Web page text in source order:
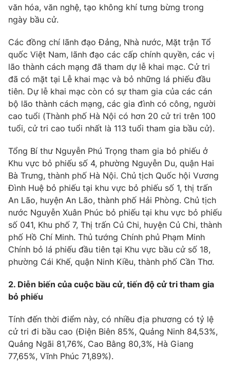
Emagazine
Photo Infographic
Video Shorts video
VTV Money VTV Thể thao
VTV Sức khoẻ
Thị trường 24h Tấm lòng Việt
VTV4 Vươn mình bằng AI
VTV9 VTV8
Liên hệ tòa soạn English
Theo dõi báo trên
văn hóa, văn nghệ, tạo không khí tưng bừng trong
ngày bầu cử.
Các đồng chí lãnh đạo Đảng, Nhà nước, Mặt trận Tổ
quốc Việt Nam, lãnh đạo các cấp chính quyền, các vị
lão thành cách mạng đã tham dự lễ khai mạc. Cử tri
đã có mặt tại Lễ khai mạc và bỏ những lá phiếu đầu
tiên. Dự lễ khai mạc còn có sự tham gia của các cán
bộ lão thành cách mạng, các gia đình có công, người
cao tuổi (Thành phố Hà Nội có hơn 20 cử tri trên 100
tuổi, cử tri cao tuổi nhất là 113 tuổi tham gia bầu cử).
Tổng Bí thư Nguyễn Phú Trọng tham gia bỏ phiếu ở
Khu vực bỏ phiếu số 4, phường Nguyễn Du, quận Hai
Bà Trưng, thành phố Hà Nội. Chủ tịch Quốc hội Vương
Đình Huệ bỏ phiếu tại khu vực bỏ phiếu số 1, thị trấn
An Lão, huyện An Lão, thành phố Hải Phòng. Chủ tịch
nước Nguyễn Xuân Phúc bỏ phiếu tại khu vực bỏ phiếu
số 041, Khu phố 7, Thị trấn Củ Chi, huyện Củ Chi, thành
phố Hồ Chí Minh. Thủ tướng Chính phủ Phạm Minh
Chính bỏ lá phiếu đầu tiên tại Khu vực bầu cử số 18,
phường Cái Khế, quận Ninh Kiều, thành phố Cần Thơ.
2. Diễn biến của cuộc bầu cử, tiến độ cử tri tham gia
bỏ phiếu
Tính đến thời điểm này, có nhiều địa phương có tỷ lệ
cử tri đi bầu cao (Điện Biên 85%, Quảng Ninh 84,53%,
Quảng Ngãi 81,76%, Cao Bằng 80,3%, Hà Giang
77,65%, Vĩnh Phúc 71,89%).